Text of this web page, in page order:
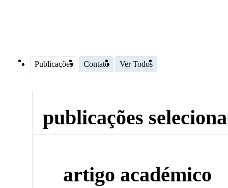
Publicações Contato Ver Todos
publicações
artigo académico